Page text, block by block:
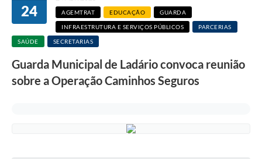
Leis e Decretos
Cultura
Nossa Cidade
Notícias
24 AGEMTRAT EDUCAÇÃO GUARDA
INFRAESTRUTURA E SERVIÇOS PÚBLICOS PARCERIAS
SAÚDE SECRETARIAS
Guarda Municipal de Ladário convoca reunião
sobre a Operação Caminhos Seguros